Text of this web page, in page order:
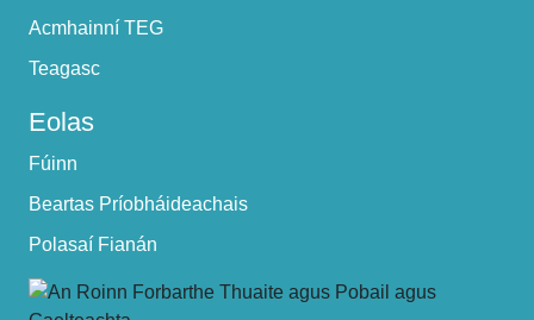
Acmhainní TEG
Teagasc
Eolas
Fúinn
Beartas Príobháideachais
Polasaí Fianán